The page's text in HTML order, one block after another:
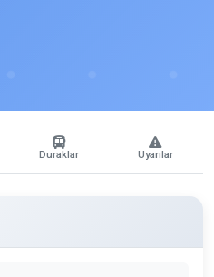
Duraklar Uyarılar